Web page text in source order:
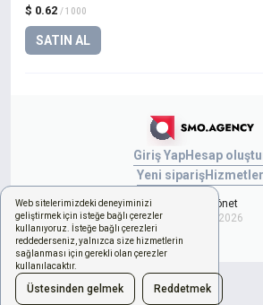
Web sitelerimizdeki deneyiminizi
geliştirmek için isteğe bağlı çerezler
kullanıyoruz. İsteğe bağlı çerezleri
reddederseniz, yalnızca size hizmetlerin
sağlanması için gerekli olan çerezler
kullanılacaktır.
Üstesinden gelmek Reddetmek
$ 0.62 / 1000
SATIN AL
Giriş YapHesap
Yeni siparişHizmetler
Çerezleri yönet
Copyright © 2026